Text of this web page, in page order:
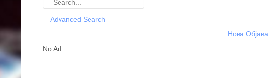
Advanced Search
Нова Објава
No Ad